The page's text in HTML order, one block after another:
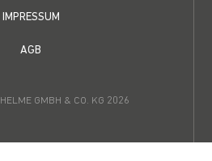
IMPRESSUM
AGB
GMBH & CO. KG 2026